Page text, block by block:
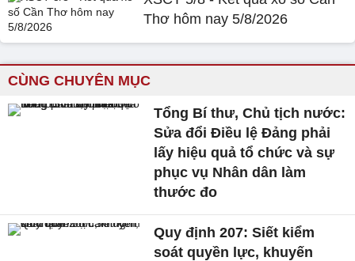
Thơ hôm nay 5/8/2026
CÙNG CHUYÊN MỤC
Tổng Bí thư, Chủ tịch nước:
Sửa đổi Điều lệ Đảng phải
lấy hiệu quả tổ chức và sự
phục vụ Nhân dân làm
thước đo
Quy định 207: Siết kiểm
soát quyền lực, khuyến